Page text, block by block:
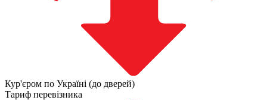
Кур'єром по Україні (до дверей)
Тариф перевізника